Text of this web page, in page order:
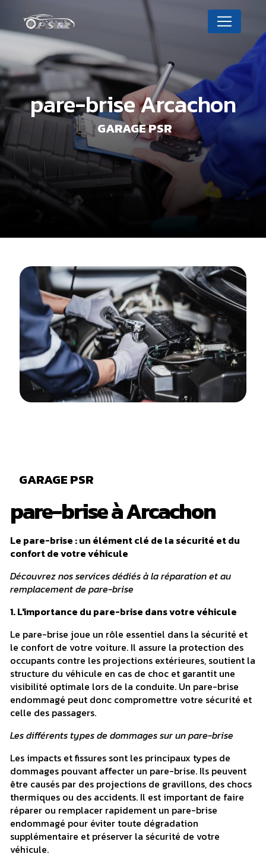
pare-brise Arcachon
GARAGE PSR
GARAGE PSR
pare-brise à Arcachon
Le pare-brise : un élément clé de la sécurité et du
confort de votre véhicule
Découvrez nos services dédiés à la réparation et au
remplacement de pare-brise
1. L'importance du pare-brise dans votre véhicule
Le pare-brise joue un rôle essentiel dans la sécurité et
le confort de votre voiture. Il assure la protection des
occupants contre les projections extérieures, soutient la
structure du véhicule en cas de choc et garantit une
visibilité optimale lors de la conduite. Un pare-brise
endommagé peut donc compromettre votre sécurité et
celle des passagers.
Les différents types de dommages sur un pare-brise
Les impacts et fissures sont les principaux types de
dommages pouvant affecter un pare-brise. Ils peuvent
être causés par des projections de gravillons, des chocs
thermiques ou des accidents. Il est important de faire
réparer ou remplacer rapidement un pare-brise
endommagé pour éviter toute dégradation
supplémentaire et préserver la sécurité de votre
véhicule.